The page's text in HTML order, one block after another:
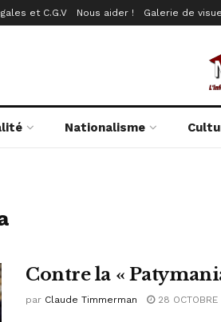
et C.G.V Nous aider ! Galerie de
Nationalisme
Contre la «
par Claude Timmerman 28 OCTOBRE